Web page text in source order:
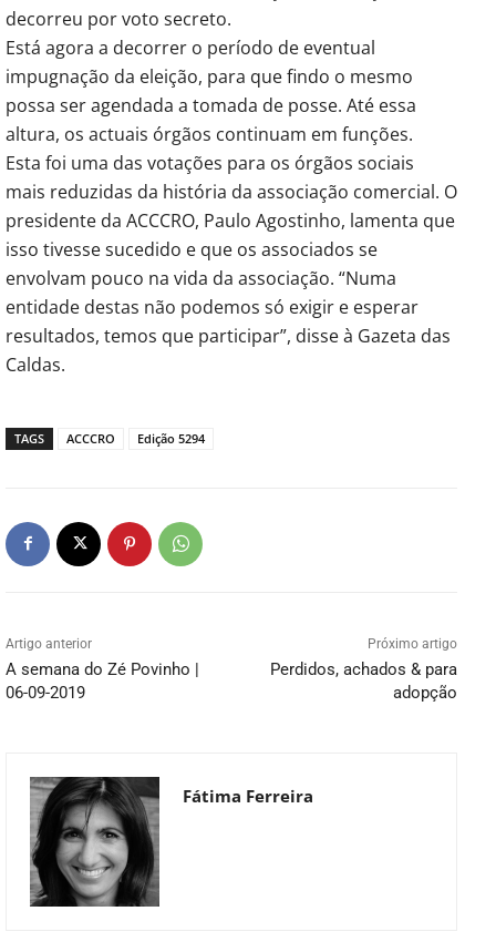
decorreu por voto secreto.
Está agora a decorrer o período de eventual
impugnação da eleição, para que findo o mesmo
possa ser agendada a tomada de posse. Até essa
altura, os actuais órgãos continuam em funções.
Esta foi uma das votações para os órgãos sociais
mais reduzidas da história da associação comercial. O
presidente da ACCCRO, Paulo Agostinho, lamenta que
isso tivesse sucedido e que os associados se
envolvam pouco na vida da associação. “Numa
entidade destas não podemos só exigir e esperar
resultados, temos que participar”, disse à Gazeta das
Caldas.
TAGS ACCCRO Edição 5294
Artigo anterior
A semana do Zé Povinho |
06-09-2019
Próximo artigo
Perdidos, achados & para
adopção
Fátima Ferreira